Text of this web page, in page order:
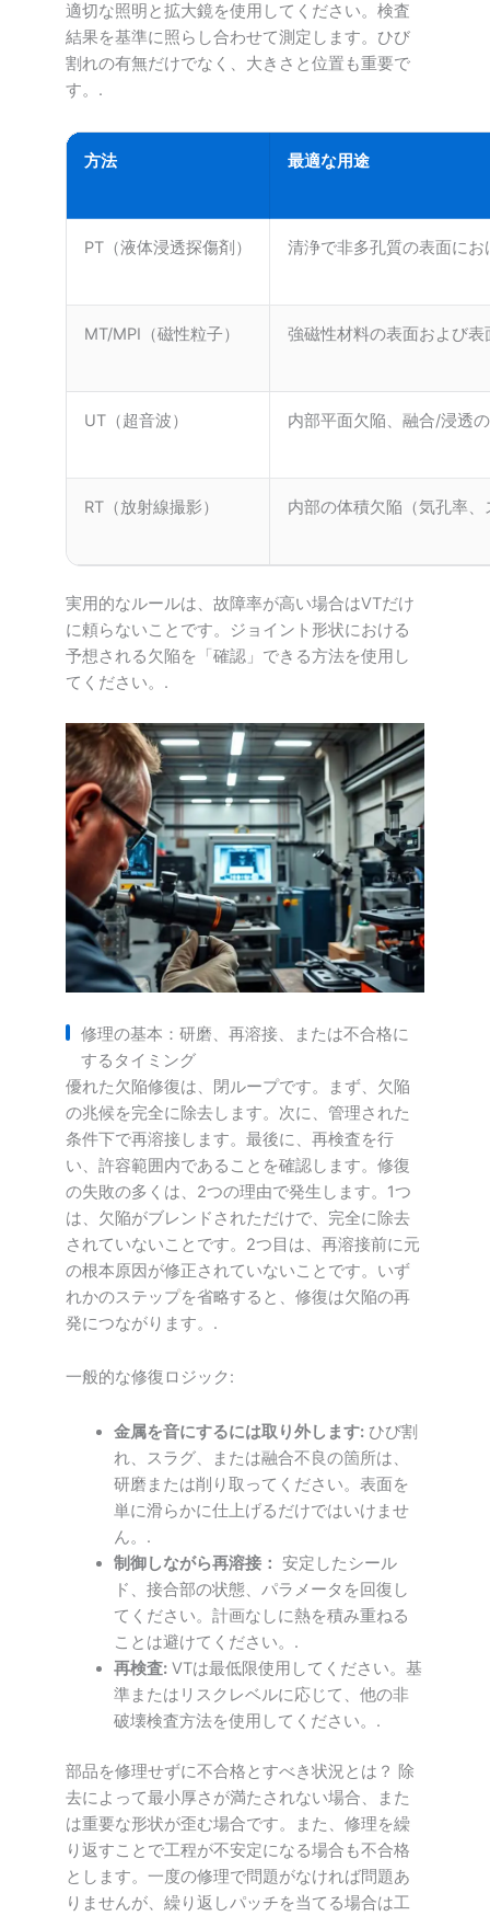
適切な照明と拡大鏡を使用してください。検査
結果を基準に照らし合わせて測定します。ひび
割れの有無だけでなく、大きさと位置も重要で
す。.
方法 最適な用途
PT（液体浸透探傷剤） 清浄で非多孔質の表面に
MT/MPI（磁性粒子） 強磁性材料の表面および表
UT（超音波） 内部平面欠陥、融合/浸透
RT（放射線撮影） 内部の体積欠陥（気孔率
実用的なルールは、故障率が高い場合はVTだけ
に頼らないことです。ジョイント形状における
予想される欠陥を「確認」できる方法を使用し
てください。.
修理の基本：研磨、再溶接、または不合格に
するタイミング
優れた欠陥修復は、閉ループです。まず、欠陥
の兆候を完全に除去します。次に、管理された
条件下で再溶接します。最後に、再検査を行
い、許容範囲内であることを確認します。修復
の失敗の多くは、2つの理由で発生します。1つ
は、欠陥がブレンドされただけで、完全に除去
されていないことです。2つ目は、再溶接前に元
の根本原因が修正されていないことです。いず
れかのステップを省略すると、修復は欠陥の再
発につながります。.
一般的な修復ロジック:
金属を音にするには取り外します:ひび割
れ、スラグ、または融合不良の箇所は、
研磨または削り取ってください。表面を
単に滑らかに仕上げるだけではいけませ
ん。.
制御しながら再溶接： 安定したシール
ド、接合部の状態、パラメータを回復し
てください。計画なしに熱を積み重ねる
ことは避けてください。.
再検査:VTは最低限使用してください。基
準またはリスクレベルに応じて、他の非
破壊検査方法を使用してください。.
部品を修理せずに不合格とすべき状況とは？ 除
去によって最小厚さが満たされない場合、また
は重要な形状が歪む場合です。また、修理を繰
り返すことで工程が不安定になる場合も不合格
とします。一度の修理で問題がなければ問題あ
りませんが、繰り返しパッチを当てる場合は工